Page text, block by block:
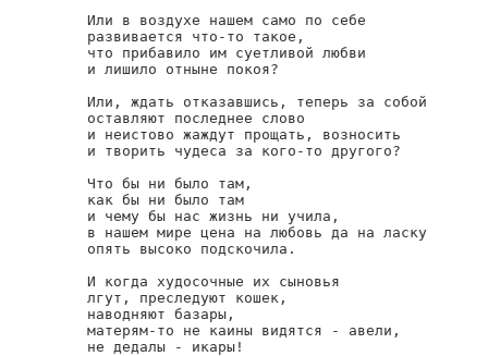
Или в воздухе нашем само по себе
развивается что-то такое,
что прибавило им суетливой любви
и лишило отныне покоя?
Или, ждать отказавшись, теперь за собой
оставляют последнее слово
и неистово жаждут прощать, возносить
и творить чудеса за кого-то другого?
Что бы ни было там,
как бы ни было там
и чему бы нас жизнь ни учила,
в нашем мире цена на любовь да на ласку
опять высоко подскочила.
И когда худосочные их сыновья
лгут, преследуют кошек,
наводняют базары,
матерям-то не каины видятся - авели,
не дедалы - икары!